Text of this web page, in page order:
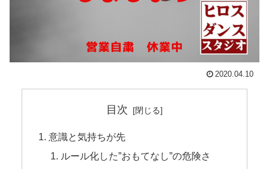
2020.04.10
目次
意識と気持ちが先
ルール化した”おもてなし”の危険さ